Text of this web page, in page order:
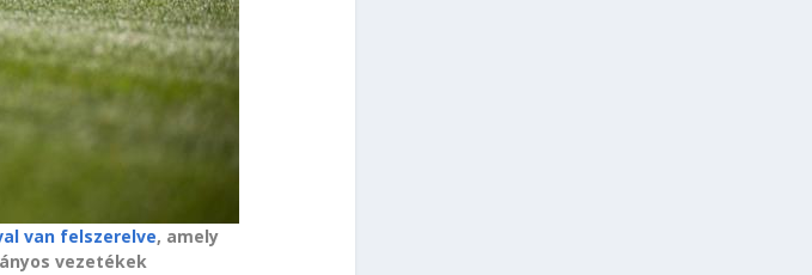
van felszerelve, amely
vezetékek